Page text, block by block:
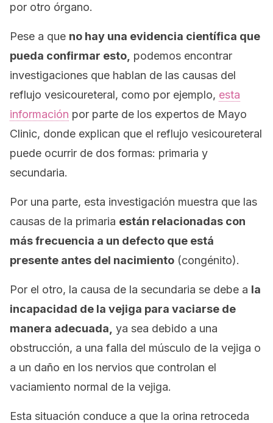
por otro órgano.
Pese a que no hay una evidencia científica que
pueda confirmar esto, podemos encontrar
investigaciones que hablan de las causas del
reflujo vesicoureteral, como por ejemplo, esta
información por parte de los expertos de Mayo
Clinic, donde explican que el reflujo vesicoureteral
puede ocurrir de dos formas: primaria y
secundaria.
Por una parte, esta investigación muestra que las
causas de la primaria están relacionadas con
más frecuencia a un defecto que está
presente antes del nacimiento (congénito).
Por el otro, la causa de la secundaria se debe a la
incapacidad de la vejiga para vaciarse de
manera adecuada, ya sea debido a una
obstrucción, a una falla del músculo de la vejiga o
a un daño en los nervios que controlan el
vaciamiento normal de la vejiga.
Esta situación conduce a que la orina retroceda